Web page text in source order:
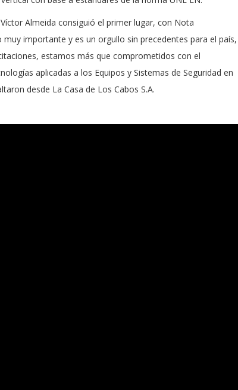
Almeida consiguió el primer lugar, con Nota
importante y es un orgullo sin precedentes para el país,
estamos más que comprometidos con el
aplicadas a los Equipos y Sistemas de Seguridad en
desde La Casa de Los Cabos S.A.